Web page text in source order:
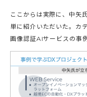
ここからは実際に、中矢
単に紹介いただいた。カ
画像認証AIサービスの事